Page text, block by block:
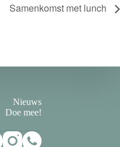
Samenkomst met lunch
Nieuws
Doe mee!